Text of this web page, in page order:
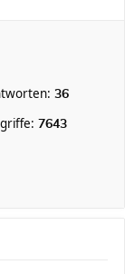
36
7643